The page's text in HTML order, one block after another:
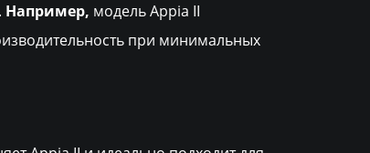
Например, модель Appia II
при минимальных